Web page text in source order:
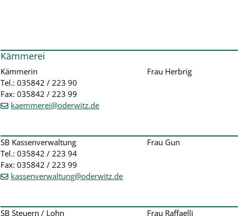
Kämmerei
Kämmerin
Tel.: 035842 / 223 90
Fax: 035842 / 223 99
kaemmerei@oderwitz.de
Frau Herbrig
SB Kassenverwaltung
Tel.: 035842 / 223 94
Fax: 035842 / 223 99
kassenverwaltung@oderwitz.de
Frau Gun
SB Steuern / Lohn Frau Raffaelli